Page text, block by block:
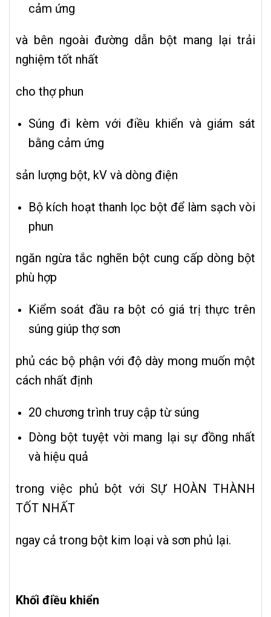
cảm ứng
và bên ngoài đường dẫn bột mang lại trải
nghiệm tốt nhất
cho thợ phun
Súng đi kèm với điều khiển và giám sát
bằng cảm ứng
sản lượng bột, kV và dòng điện
Bộ kích hoạt thanh lọc bột để làm sạch vòi
phun
ngăn ngừa tắc nghẽn bột cung cấp dòng bột
phù hợp
Kiểm soát đầu ra bột có giá trị thực trên
súng giúp thợ sơn
phủ các bộ phận với độ dày mong muốn một
cách nhất định
20 chương trình truy cập từ súng
Dòng bột tuyệt vời mang lại sự đồng nhất
và hiệu quả
trong việc phủ bột với SỰ HOÀN THÀNH
TỐT NHẤT
ngay cả trong bột kim loại và sơn phủ lại.
Khối điều khiển